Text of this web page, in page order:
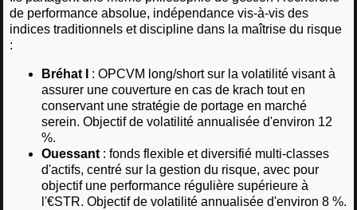
de performance absolue, indépendance vis-à-vis des
indices traditionnels et discipline dans la maîtrise du risque
:
Bréhat I
: OPCVM long/short sur la volatilité visant à
assurer une couverture en cas de krach tout en
conservant une stratégie de portage en marché
serein. Objectif de volatilité annualisée d'environ 12
%.
Ouessant : fonds flexible et diversifié multi-classes
d'actifs, centré sur la gestion du risque, avec pour
objectif une performance régulière supérieure à
l'€STR. Objectif de volatilité annualisée d'environ 8 %.